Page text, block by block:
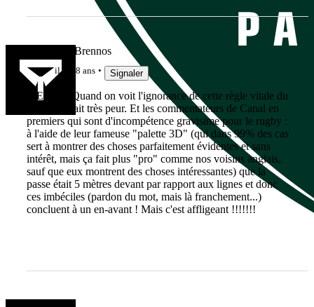
Vae Victis Brennos
il y a 8 ans Signaler
MERCI ! Quand on voit l'ignorance de cette règle vitale du
rugby, ça fait très peur. Et les commentateurs de Canal en
premiers qui sont d'incompétence gravisime pour le rugby :
à l'aide de leur fameuse "palette 3D" (qui dans 99% des cas
sert à montrer des choses parfaitement évidentes et sans
intérêt, mais ça fait plus "pro" comme nos voisins anglais,
sauf que eux montrent des choses intéressantes) que la
passe était 5 mètres devant par rapport aux lignes et donc
ces imbéciles (pardon du mot, mais là franchement...)
concluent à un en-avant ! Mais c'est affligeant !!!!!!!